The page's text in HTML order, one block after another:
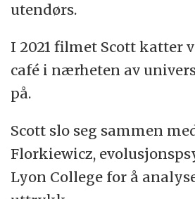
utendørs.
I 2021 filmet Scott katter
café i nærheten av
på.
Scott slo seg sammen
Florkiewicz,
Lyon College for å